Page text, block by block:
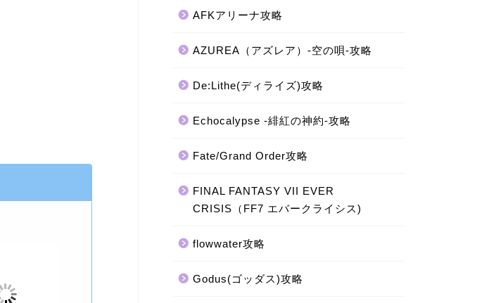
AFKアリーナ攻略
AZUREA（アズレア）-空の唄-攻略
De:Lithe(ディライズ)攻略
Echocalypse -緋紅の神約-攻略
Fate/Grand Order攻略
FINAL FANTASY VII EVER
CRISIS（FF7 エバークライシス)
flowwater攻略
Godus(ゴッダス)攻略